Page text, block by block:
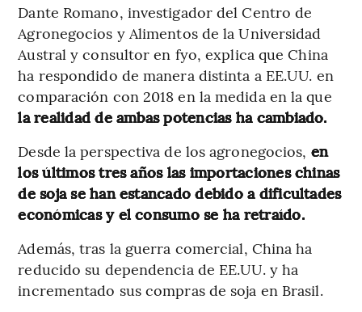
Dante Romano, investigador del Centro de
Agronegocios y Alimentos de la Universidad
Austral y consultor en fyo, explica que China
ha respondido de manera distinta a EE.UU. en
comparación con 2018 en la medida en la que
la realidad de ambas potencias ha cambiado.
Desde la perspectiva de los agronegocios, en
los últimos tres años las importaciones chinas
de soja se han estancado debido a dificultades
económicas y el consumo se ha retraído.
Además, tras la guerra comercial, China ha
reducido su dependencia de EE.UU. y ha
incrementado sus compras de soja en Brasil.